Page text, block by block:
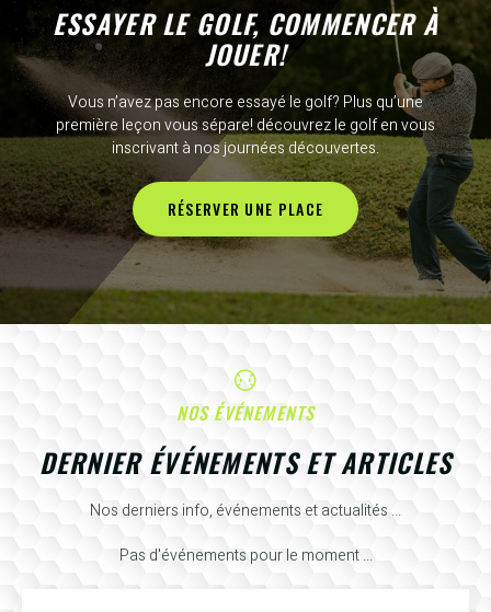
ESSAYER LE GOLF, COMMENCER À
JOUER!
Vous n’avez pas encore essayé le golf? Plus qu’une
première leçon vous sépare! découvrez le golf en vous
inscrivant à nos journées découvertes.
RÉSERVER UNE PLACE
NOS ÉVÉNEMENTS
DERNIER ÉVÉNEMENTS ET ARTICLES
Nos derniers info, événements et actualités ...
Pas d'événements pour le moment ...